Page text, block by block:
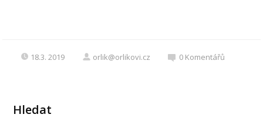
18.3. 2019 orlik@orlikovi.cz 0 Komentářů
Hledat